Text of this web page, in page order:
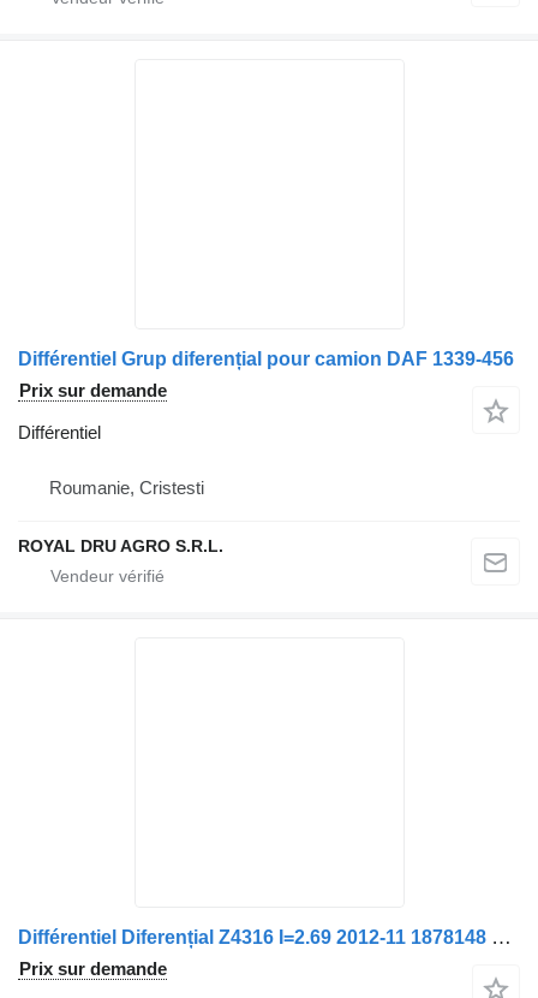
Différentiel Grup diferențial pour camion DAF 1339-456
Prix sur demande
Différentiel
Roumanie, Cristesti
ROYAL DRU AGRO S.R.L.
Différentiel Diferențial Z4316 I=2.69 2012-11 1878148 pour camion DAF AAS1347
Prix sur demande